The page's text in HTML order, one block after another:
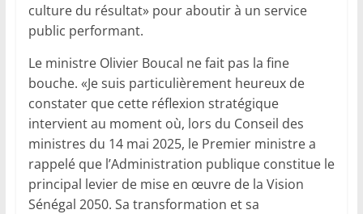
culture du résultat» pour aboutir à un service
public performant.
Le ministre Olivier Boucal ne fait pas la fine
bouche. «Je suis particulièrement heureux de
constater que cette réflexion stratégique
intervient au moment où, lors du Conseil des
ministres du 14 mai 2025, le Premier ministre a
rappelé que l’Administration publique constitue le
principal levier de mise en œuvre de la Vision
Sénégal 2050. Sa transformation et sa